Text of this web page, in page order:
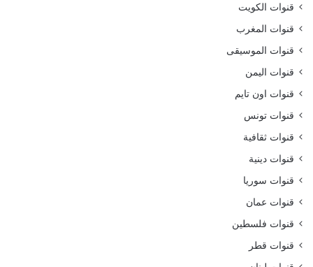
قنوات الكويت
قنوات المغرب
قنوات الموسيقى
قنوات اليمن
قنوات اون تايم
قنوات تونس
قنوات ثقافية
قنوات دينية
قنوات سوريا
قنوات عمان
قنوات فلسطين
قنوات قطر